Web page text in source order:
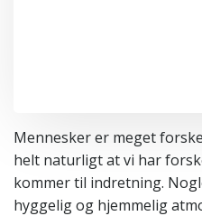
Mennesker er meget
helt naturligt at vi har
kommer til indretning.
hyggelig og hjemmelig